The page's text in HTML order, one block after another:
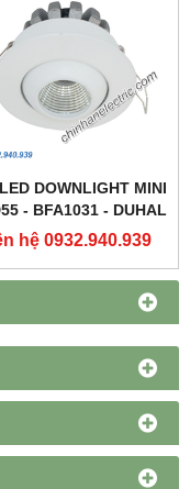
DOWNLIGHT MINI
- BFA1031 - DUHAL
hệ 0932.940.939